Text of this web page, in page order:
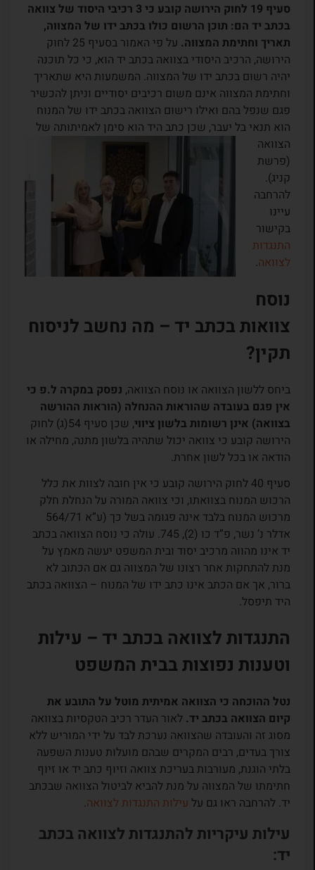
סעיף 19 לחוק הירושה קובע כי 3 רכיבי היסוד של צוואה
בכתב יד הם: תוכן הרשום כולו בכתב ידו של המצווה,
תאריך וחתימת המצווה.
על פי האמור בסעיף 25 לחוק
הירושה, הרכיב היסודי בצוואה בכתב יד הוא, כי כל תוכנה
יהיה רשום בכתב ידו של המצווה. המשמעות היא שתאריך
וחתימת המצווה אינם משום רכיבים יסודיים וניתן להכשיר
פגם שנפל בהם ואילו רישום הצוואה בכתב ידו של המנוח
הוא תנאי בל יעבר, שכן כתב היד הוא סימןלאמיתותה של
הצוואה
(פרשת
קניג).
להרחבה
עיינו
בקישור
התנגדות
לצוואה.
נוסח
צוואות בכתב יד – מה נחשב לניסוח
תקין?
ביחס ללשון הצוואה או נוסח הצוואה, נפסק במקרה ל.פ כי
אין פגם בעובדה שהוראות ההנחלה (הוראות ההורשה
בצוואה) אינן רשומות בלשון ציווי
, שכן סעיף 54(ג) לחוק
הירושה קובע כי צוואה יכול שתהיה בלשון מתנה, מחילה או
הודאה או בכל לשון אחרת.
סעיף 40 לחוק הירושה קובע כי אין חובה לצוות את כלל
הרכוש המנוח בצוואתו, וכי צוואה המורה על הנחלת חלק
מרכוש המנוח בלבד אינה פגומה בשל כך (ע”א 564/71
אדלר נ’ נשר, פ”ד כו (2), 745. עולה כי נוסח הצוואה בכתב
יד אינו מהווה מרכיב יסוד ובית המשפט יעשה מאמץ על
מנת להתחקות אחר רצונו של המצווה גם אם הכתוב לא
ברור, אך אם הכתב אינו כתב ידו של המנוח – הצוואה בכתב
היד תיפסל.
התנגדות לצוואה בכתב יד – עילות
וטענות נפוצות בבית המשפט
נטל ההוכחה כי הצוואה אמיתית מוטל על התובע את
קיום הצוואה בכתב יד.לאור העדר רכיב הטקסיות בצוואה
מסוג זה והעובדה שהצוואה נערכת לבד על ידי המוריש ללא
צורך בעדים, רבים המקרים שבהם מועלות טענות השפעה
בלתי הוגנת, מעורבות בעריכת צוואה וזיוף כתב יד או זיוף
חתימתו של המצווה על מנת להביא לביטול הצוואה שבכתב
יד. להרחבה ראו גם על עילות התנגדות לצוואה.
עילות עיקריות להתנגדות לצוואה בכתב
יד: